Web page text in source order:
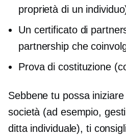
proprietà di un
Un certificato di
partnership che
Prova di costituzione
Sebbene tu possa
società (ad esempio,
ditta individuale), ti